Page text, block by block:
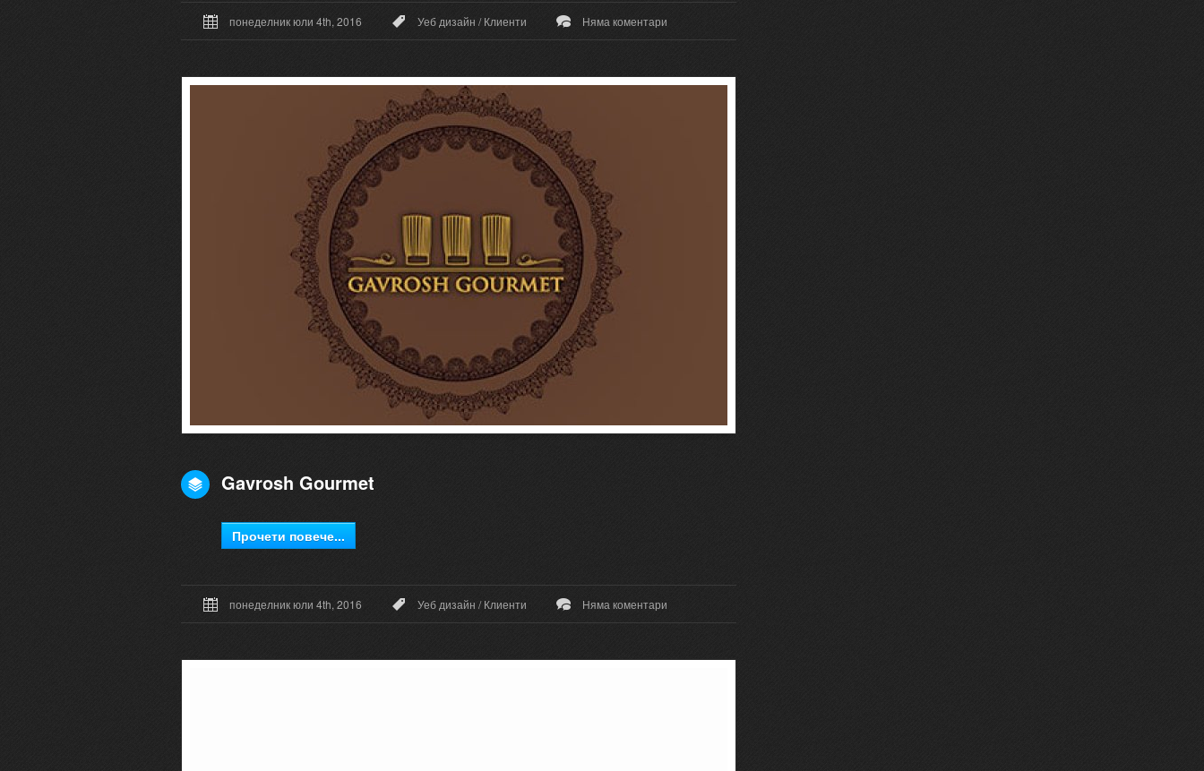
понеделник юли 4th, 2016 Уеб дизайн /Клиенти Няма коментари
Gavrosh Gourmet
Прочети повече...
понеделник юли 4th, 2016 Уеб дизайн /Клиенти Няма коментари